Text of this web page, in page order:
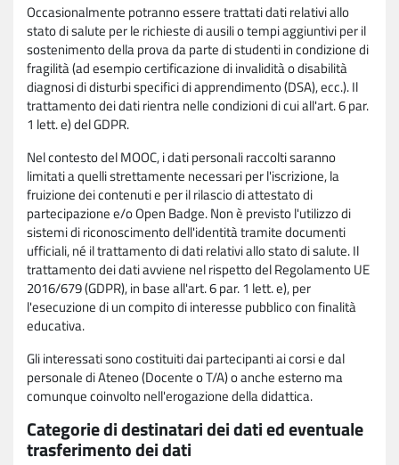
Occasionalmente potranno essere trattati dati relativi allo
stato di salute per le richieste di ausili o tempi aggiuntivi per il
sostenimento della prova da parte di studenti in condizione di
fragilità (ad esempio certificazione di invalidità o disabilità
diagnosi di disturbi specifici di apprendimento (DSA), ecc.). Il
trattamento dei dati rientra nelle condizioni di cui all'art. 6 par.
1 lett. e) del GDPR.
Nel contesto del MOOC, i dati personali raccolti saranno
limitati a quelli strettamente necessari per l'iscrizione, la
fruizione dei contenuti e per il rilascio di attestato di
partecipazione e/o Open Badge. Non è previsto l'utilizzo di
sistemi di riconoscimento dell'identità tramite documenti
ufficiali, né il trattamento di dati relativi allo stato di salute. Il
trattamento dei dati avviene nel rispetto del Regolamento UE
2016/679 (GDPR), in base all'art. 6 par. 1 lett. e), per
l'esecuzione di un compito di interesse pubblico con finalità
educativa.
Gli interessati sono costituiti dai partecipanti ai corsi e dal
personale di Ateneo (Docente o T/A) o anche esterno ma
comunque coinvolto nell'erogazione della didattica.
Categorie di destinatari dei dati ed eventuale
trasferimento dei dati